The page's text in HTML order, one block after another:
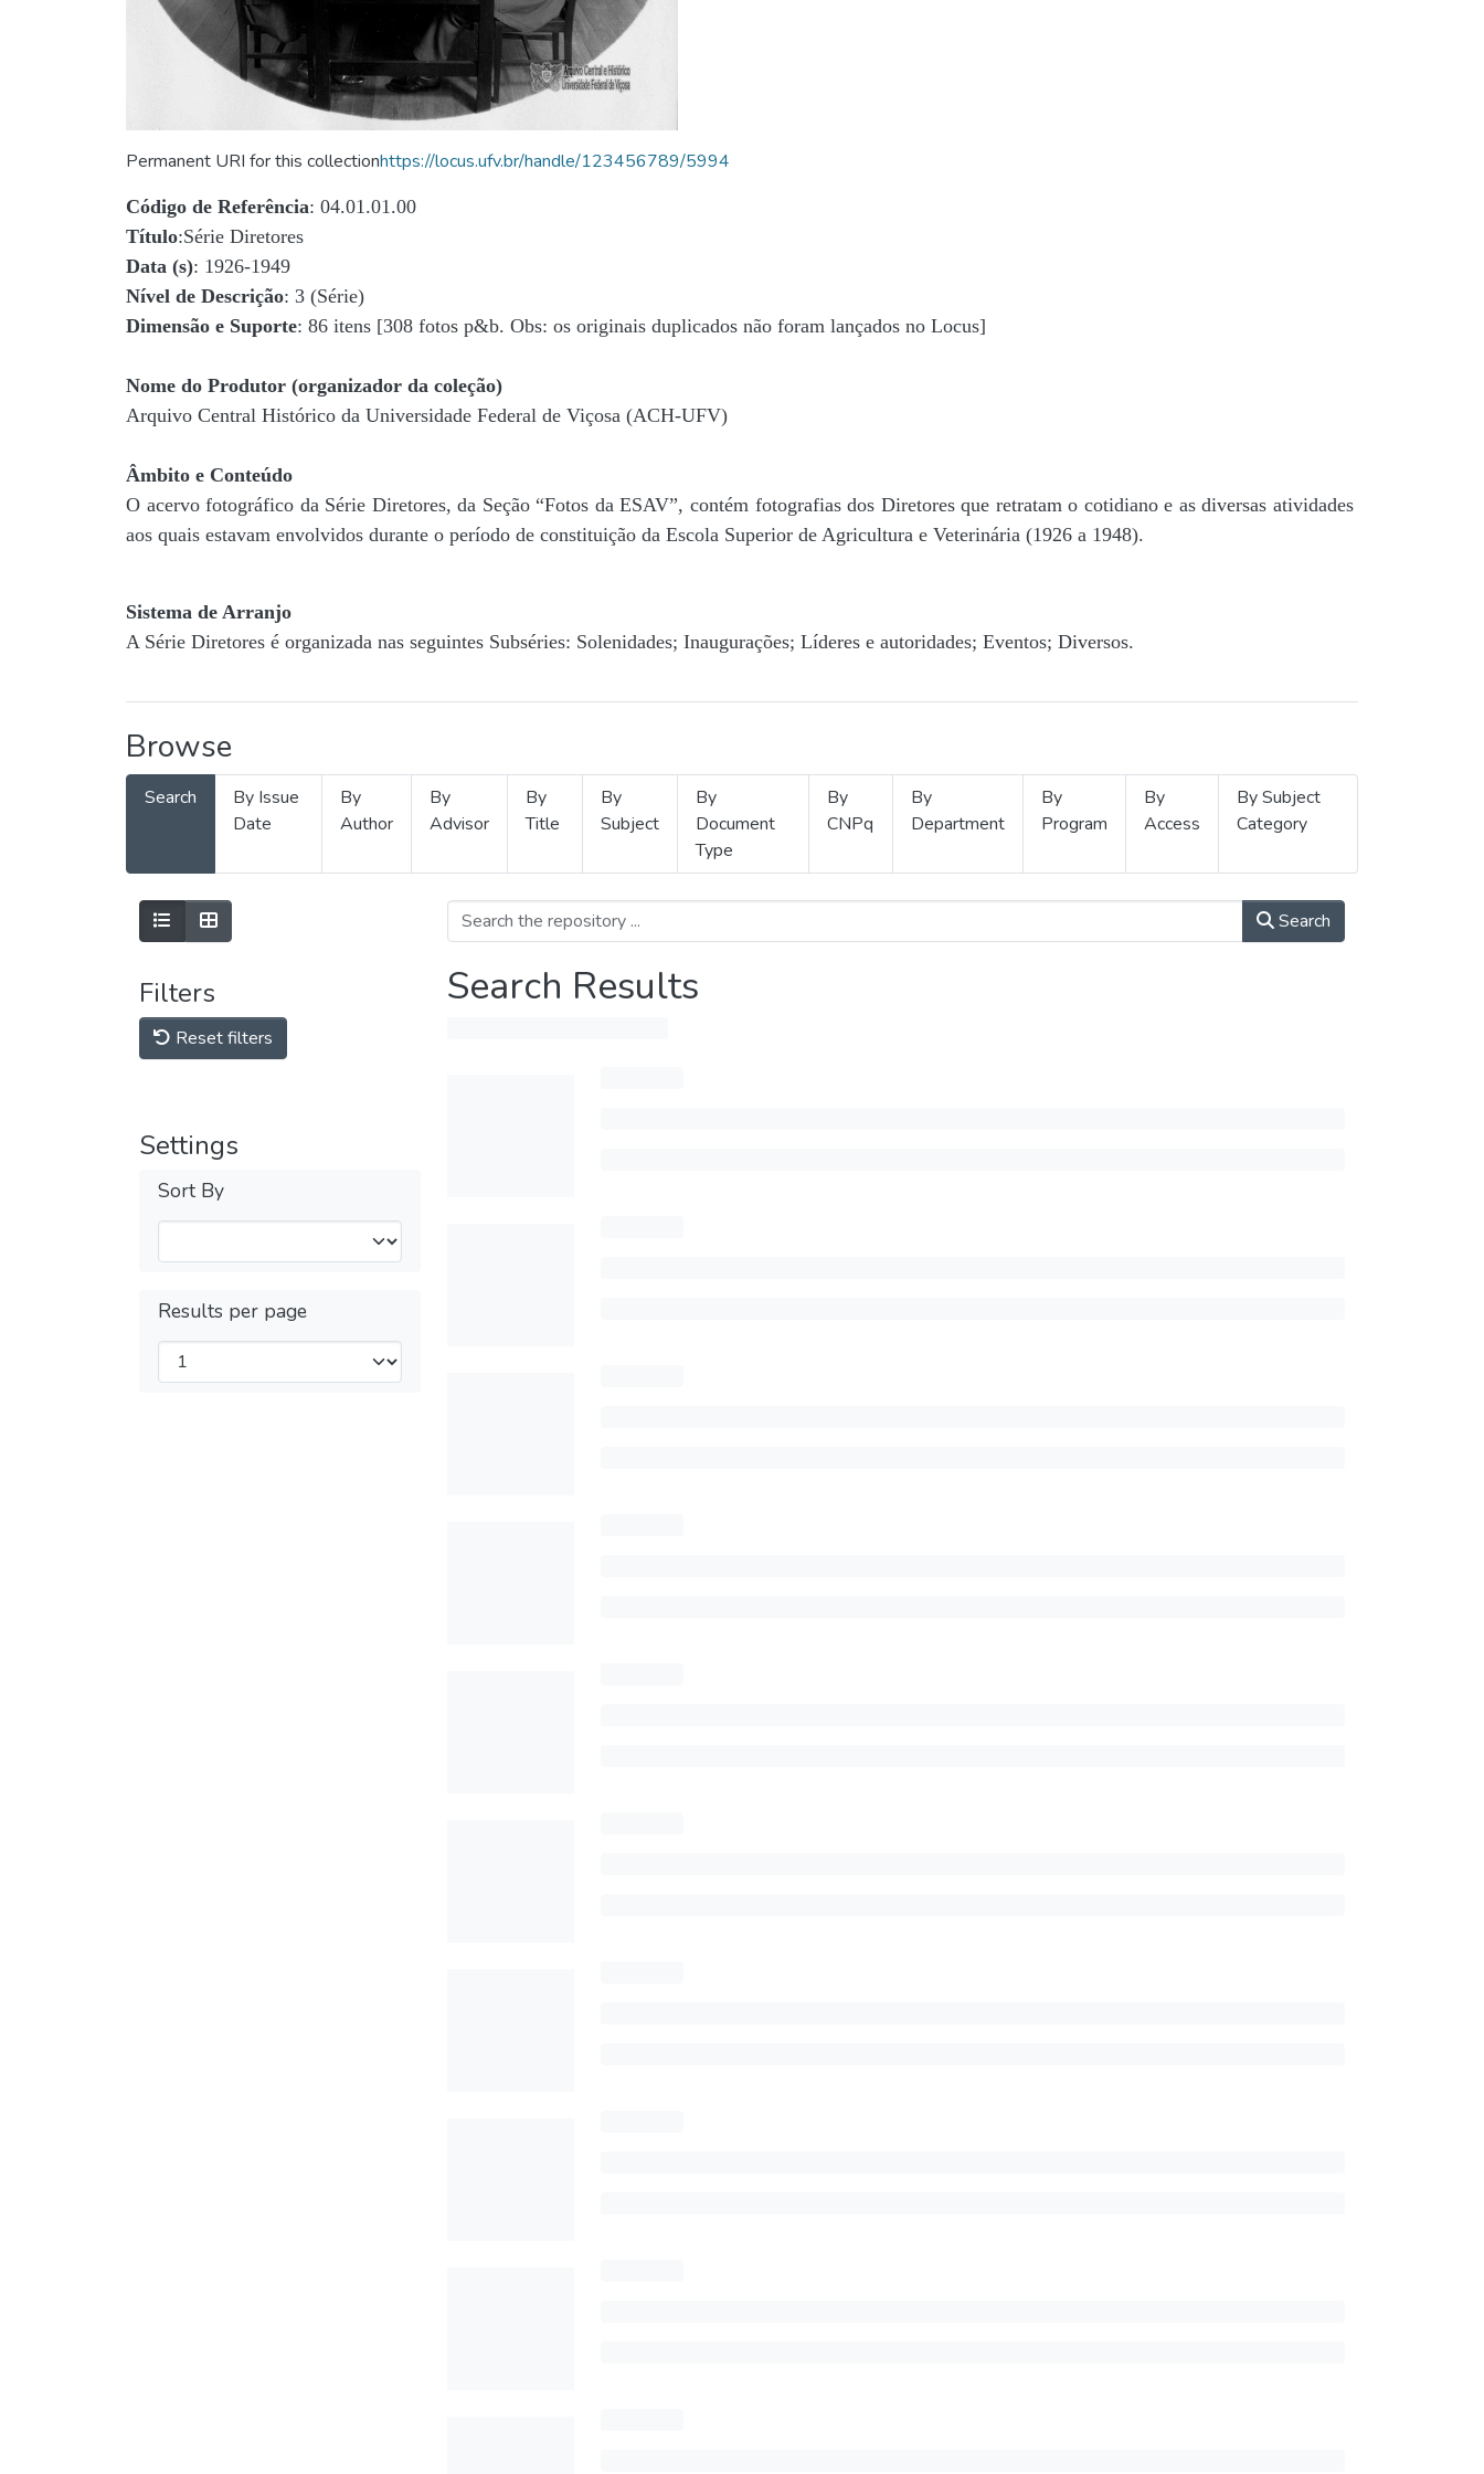
Permanent URI for this collectionhttps://locus.ufv.br/handle/123456789/5994
Código de Referência: 04.01.01.00
Título:Série Diretores
Data (s): 1926-1949
Nível de Descrição: 3 (Série)
Dimensão e Suporte: 86 itens [308 fotos p&b. Obs: os originais duplicados não foram lançados no Locus]
Nome do Produtor (organizador da coleção)
Arquivo Central Histórico da Universidade Federal de Viçosa (ACH-UFV)
Âmbito e Conteúdo
O acervo fotográfico da Série Diretores, da Seção “Fotos da ESAV”, contém fotografias dos Diretores que retratam o cotidiano e as diversas atividades
aos quais estavam envolvidos durante o período de constituição da Escola Superior de Agricultura e Veterinária (1926 a 1948).
Sistema de Arranjo
A Série Diretores é organizada nas seguintes Subséries: Solenidades; Inaugurações; Líderes e autoridades; Eventos; Diversos.
Browse
Search
By Issue
Date
By
Author
By
Advisor
By
Title
By
Subject
By
Document
Type
By
CNPq
By
Department
By
Program
By
Access
By Subject
Category
Filters
Reset filters
Settings
Sort By
Results per page
Search
Search Results